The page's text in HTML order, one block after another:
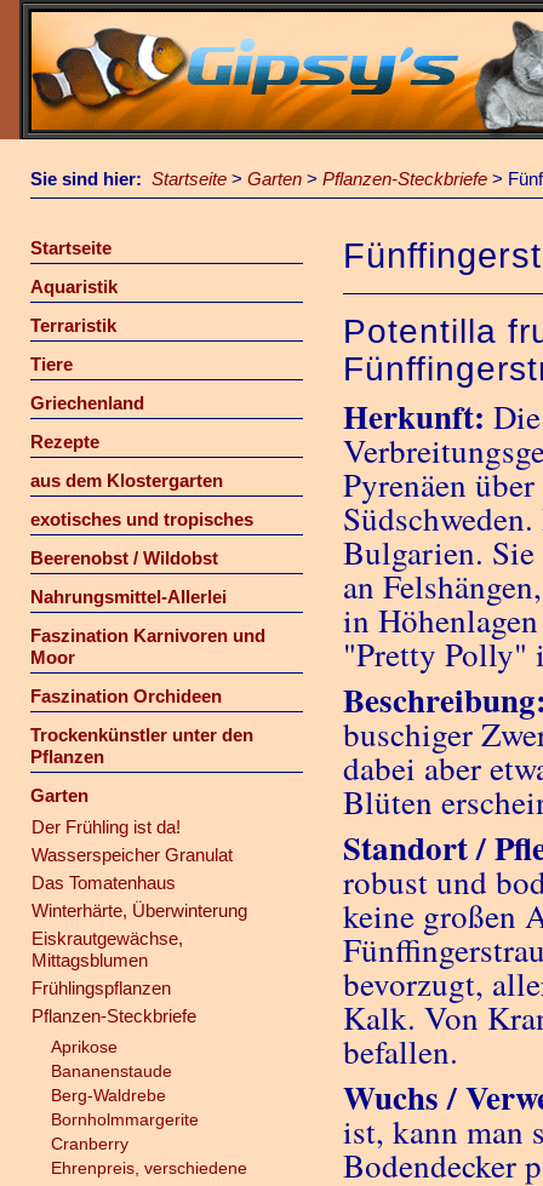
Sie sind hier: Startseite > Garten > Pflanzen-Steckbriefe >
Startseite
Aquaristik
Terraristik
Tiere
Griechenland
Rezepte
aus dem Klostergarten
exotisches und tropisches
Beerenobst / Wildobst
Nahrungsmittel-Allerlei
Faszination Karnivoren und
Moor
Faszination Orchideen
Trockenkünstler unter den
Pflanzen
Garten
Der Frühling ist da!
Wasserspeicher Granulat
Das Tomatenhaus
Winterhärte, Überwinterung
Eiskrautgewächse,
Mittagsblumen
Frühlingspflanzen
Pflanzen-Steckbriefe
Aprikose
Bananenstaude
Berg-Waldrebe
Bornholmmargerite
Cranberry
Ehrenpreis, verschiedene
Potentilla
Herkunft:
Pyrenäen
Bulgarien. Sie
an
in
"Pretty Polly"
buschiger
dabei aber
Blüten
Standort /
robust und
keine großen
bevorzugt,
Kalk. Von
befallen.
Wuchs /
ist, kann man
Bodendecker